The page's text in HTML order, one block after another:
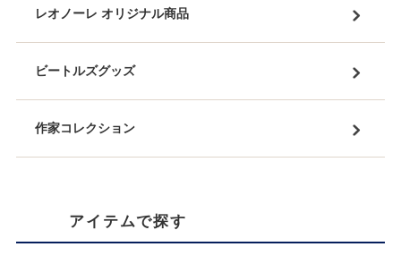
レオノーレ オリジナル商品
ビートルズグッズ
作家コレクション
アイテムで探す